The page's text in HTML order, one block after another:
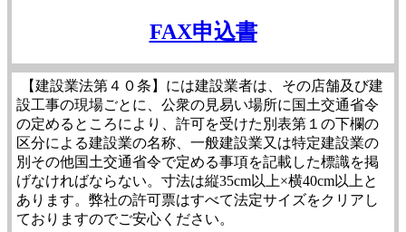
FAX申込書
【建設業法第４０条】には建設業者は、その店舗及び建
設工事の現場ごとに、公衆の見易い場所に国土交通省令
の定めるところにより、許可を受けた別表第１の下欄の
区分による建設業の名称、一般建設業又は特定建設業の
別その他国土交通省令で定める事項を記載した標識を掲
げなければならない。寸法は縦35cm以上×横40cm以上と
あります。弊社の許可票はすべて法定サイズをクリアし
ておりますのでご安心ください。